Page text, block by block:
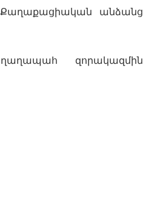
անձանց
զորակազմին